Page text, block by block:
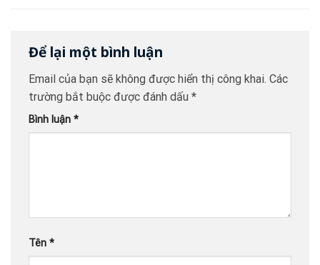
Để lại một bình luận
Email của bạn sẽ không được hiển thị công khai. Các
trường bắt buộc được đánh dấu *
Bình luận *
Tên *